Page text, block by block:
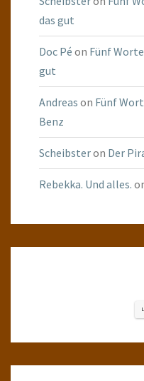
das gut
Doc Pé on Fünf
gut
Andreas on Fünf
Benz
Scheibsteron Der
Rebekka. Und alles.